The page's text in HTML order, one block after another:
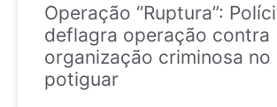
Operação “Ruptura”:
deflagra operação contra
organização criminosa no
potiguar